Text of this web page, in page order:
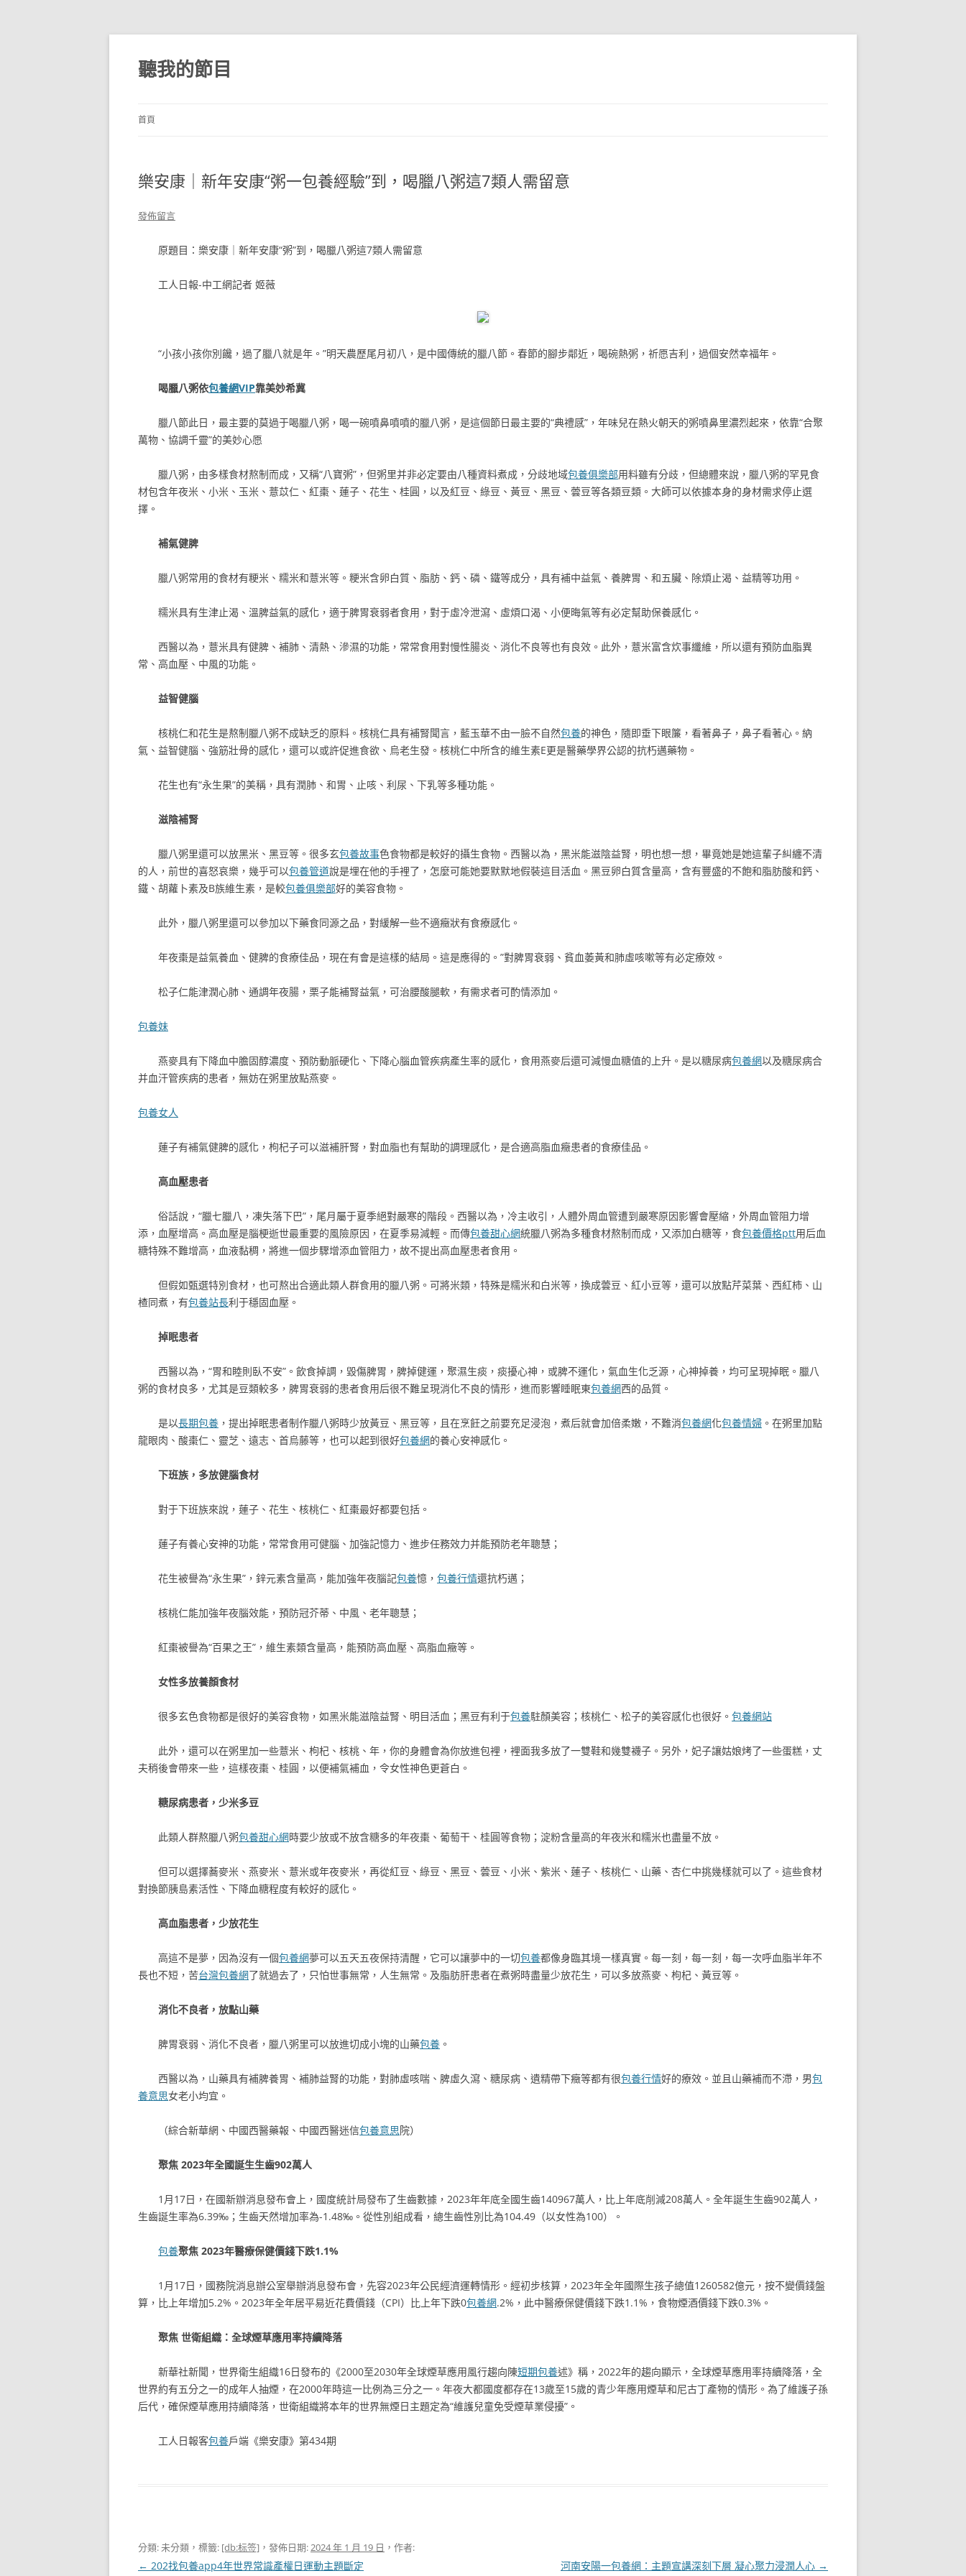
跳
主
要
內
聽我的節目
首頁
樂安康｜新年安康“粥一包養經驗”到，喝臘八粥這7類人需留意
發佈留言
原題目：樂安康｜新年安康“粥”到，喝臘八粥這7類人需留意
工人日報-中工網記者 姬薇
“小孩小孩你別饞，過了臘八就是年。”明天農歷尾月初八，是中國傳統的臘八節。春節的腳步鄰近，喝碗熱粥，祈愿吉利，過個安然幸福年。
喝臘八粥依包養網VIP靠美妙希冀
臘八節此日，最主要的莫過于喝臘八粥，喝一碗噴鼻噴噴的臘八粥，是這個節日最主要的“典禮感”，年味兒在熱火朝天的粥噴鼻里濃烈起來，依靠“合聚
萬物、協調千靈”的美妙心愿
臘八粥，由多樣食材熬制而成，又稱“八寶粥”，但粥里并非必定要由八種資料煮成，分歧地域包養俱樂部用料雖有分歧，但總體來說，臘八粥的罕見食
材包含年夜米、小米、玉米、薏苡仁、紅棗、蓮子、花生、桂圓，以及紅豆、綠豆、黃豆、黑豆、蕓豆等各類豆類。大師可以依據本身的身材需求停止選
擇。
補氣健脾
臘八粥常用的食材有粳米、糯米和薏米等。粳米含卵白質、脂肪、鈣、磷、鐵等成分，具有補中益氣、養脾胃、和五臟、除煩止渴、益精等功用。
糯米具有生津止渴、溫脾益氣的感化，適于脾胃衰弱者食用，對于虛冷泄瀉、虛煩口渴、小便晦氣等有必定幫助保養感化。
西醫以為，薏米具有健脾、補肺、清熱、滲濕的功能，常常食用對慢性腸炎、消化不良等也有良效。此外，薏米富含炊事纖維，所以還有預防血脂異
常、高血壓、中風的功能。
益智健腦
核桃仁和花生是熬制臘八粥不成缺乏的原料。核桃仁具有補腎聞言，藍玉華不由一臉不自然包養的神色，隨即垂下眼簾，看著鼻子，鼻子看著心。納
氣、益智健腦、強筋壯骨的感化，還可以或許促進食欲、烏老生發。核桃仁中所含的維生素E更是醫藥學界公認的抗朽邁藥物。
花生也有“永生果”的美稱，具有潤肺、和胃、止咳、利尿、下乳等多種功能。
滋陰補腎
臘八粥里還可以放黑米、黑豆等。很多玄包養故事色食物都是較好的攝生食物。西醫以為，黑米能滋陰益腎，明也想一想，畢竟她是她這輩子糾纏不清
的人，前世的喜怒哀樂，幾乎可以包養管道說是埋在他的手裡了，怎麼可能她要默默地假裝這目活血。黑豆卵白質含量高，含有豐盛的不飽和脂肪酸和鈣、
鐵、胡蘿卜素及B族維生素，是較包養俱樂部好的美容食物。
此外，臘八粥里還可以參加以下藥食同源之品，對緩解一些不適癥狀有食療感化。
年夜棗是益氣養血、健脾的食療佳品，現在有會是這樣的結局。這是應得的。”對脾胃衰弱、貧血萎黃和肺虛咳嗽等有必定療效。
松子仁能津潤心肺、通調年夜腸，栗子能補腎益氣，可治腰酸腿軟，有需求者可酌情添加。
包養妹
燕麥具有下降血中膽固醇濃度、預防動脈硬化、下降心腦血管疾病產生率的感化，食用燕麥后還可減慢血糖值的上升。是以糖尿病包養網以及糖尿病合
并血汗管疾病的患者，無妨在粥里放點燕麥。
包養女人
蓮子有補氣健脾的感化，枸杞子可以滋補肝腎，對血脂也有幫助的調理感化，是合適高脂血癥患者的食療佳品。
高血壓患者
俗話說，“臘七臘八，凍失落下巴”，尾月屬于夏季絕對嚴寒的階段。西醫以為，冷主收引，人體外周血管遭到嚴寒原因影響會壓縮，外周血管阻力增
添，血壓增高。高血壓是腦梗逝世最重要的風險原因，在夏季易減輕。而傳包養甜心網統臘八粥為多種食材熬制而成，又添加白糖等，食包養價格ptt用后血
糖特殊不難增高，血液黏稠，將進一個步驟增添血管阻力，故不提出高血壓患者食用。
但假如甄選特別食材，也可熬出合適此類人群食用的臘八粥。可將米類，特殊是糯米和白米等，換成蕓豆、紅小豆等，還可以放點芹菜葉、西紅柿、山
楂同煮，有包養站長利于穩固血壓。
掉眠患者
西醫以為，“胃和睦則臥不安”。飲食掉調，毀傷脾胃，脾掉健運，聚濕生痰，痰擾心神，或脾不運化，氣血生化乏源，心神掉養，均可呈現掉眠。臘八
粥的食材良多，尤其是豆類較多，脾胃衰弱的患者食用后很不難呈現消化不良的情形，進而影響睡眠東包養網西的品質。
是以長期包養 ，提出掉眠患者制作臘八粥時少放黃豆、黑豆等，且在烹飪之前要充足浸泡，煮后就會加倍柔嫩，不難消包養網化包養情婦 。在粥里加點
龍眼肉、酸棗仁、靈芝、遠志、首烏藤等，也可以起到很好包養網的養心安神感化。
下班族，多放健腦食材
對于下班族來說，蓮子、花生、核桃仁、紅棗最好都要包括。
蓮子有養心安神的功能，常常食用可健腦、加強記憶力、進步任務效力并能預防老年聰慧；
花生被譽為“永生果”，鋅元素含量高，能加強年夜腦記包養憶， 包養行情還抗朽邁；
核桃仁能加強年夜腦效能，預防冠芥蒂、中風、老年聰慧；
紅棗被譽為“百果之王”，維生素類含量高，能預防高血壓、高脂血癥等。
女性多放養顏食材
很多玄色食物都是很好的美容食物，如黑米能滋陰益腎、明目活血；黑豆有利于包養駐顏美容；核桃仁、松子的美容感化也很好。 包養網站
此外，還可以在粥里加一些薏米、枸杞、核桃、年，你的身體會為你放進包裡，裡面我多放了一雙鞋和幾雙襪子。另外，妃子讓姑娘烤了一些蛋糕，丈
夫稍後會帶來一些，這樣夜棗、桂圓，以便補氣補血，令女性神色更蒼白。
糖尿病患者，少米多豆
此類人群熬臘八粥包養甜心網時要少放或不放含糖多的年夜棗、葡萄干、桂圓等食物；淀粉含量高的年夜米和糯米也盡量不放。
但可以選擇蕎麥米、燕麥米、薏米或年夜麥米，再從紅豆、綠豆、黑豆、蕓豆、小米、紫米、蓮子、核桃仁、山藥、杏仁中挑幾樣就可以了。這些食材
對換節胰島素活性、下降血糖程度有較好的感化。
高血脂患者，少放花生
高這不是夢，因為沒有一個包養網夢可以五天五夜保持清醒，它可以讓夢中的一切包養都像身臨其境一樣真實。每一刻，每一刻，每一次呼血脂半年不
長也不短，苦台灣包養網了就過去了，只怕世事無常，人生無常。及脂肪肝患者在煮粥時盡量少放花生，可以多放燕麥、枸杞、黃豆等。
消化不良者，放點山藥
脾胃衰弱、消化不良者，臘八粥里可以放進切成小塊的山藥包養 。
西醫以為，山藥具有補脾養胃、補肺益腎的功能，對肺虛咳喘、脾虛久瀉、糖尿病、遺精帶下癥等都有很包養行情好的療效。並且山藥補而不滯，男包
養意思女老小均宜。
（綜合新華網、中國西醫藥報、中國西醫迷信包養意思院）
聚焦 2023年全國誕生生齒902萬人
1月17日，在國新辦消息發布會上，國度統計局發布了生齒數據，2023年年底全國生齒140967萬人，比上年底削減208萬人。全年誕生生齒902萬人，
生齒誕生率為6.39‰；生齒天然增加率為-1.48‰。從性別組成看，總生齒性別比為104.49（以女性為100）。
包養聚焦 2023年醫療保健價錢下跌1.1%
1月17日，國務院消息辦公室舉辦消息發布會，先容2023年公民經濟運轉情形。經初步核算，2023年全年國際生孩子總值1260582億元，按不變價錢盤
算，比上年增加5.2%。2023年全年居平易近花費價錢（CPI）比上年下跌0包養網.2%，此中醫療保健價錢下跌1.1%，食物煙酒價錢下跌0.3%。
聚焦 世衛組織：全球煙草應用率持續降落
新華社新聞，世界衛生組織16日發布的《2000至2030年全球煙草應用風行趨向陳短期包養述》稱，2022年的趨向顯示，全球煙草應用率持續降落，全
世界約有五分之一的成年人抽煙，在2000年時這一比例為三分之一。年夜大都國度都存在13歲至15歲的青少年應用煙草和尼古丁產物的情形。為了維護子孫
后代，確保煙草應用持續降落，世衛組織將本年的世界無煙日主題定為“維護兒童免受煙草業侵擾”。
工人日報客包養戶端《樂安康》第434期
分類: 未分類，標籤: [db:标签] ，發佈日期:2024 年 1 月 19 日 ，作者:
文
← 202找包養app4年世界常識產權日運動主題斷定 河南安陽一包養網：主題宣講深刻下層 凝心聚力浸潤人心 →